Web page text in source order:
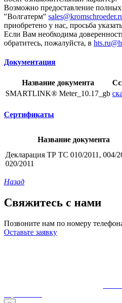
Возможно предоставление
"Волгатерм"
приобретено у нас, просьба
Если Вам необходима
обратитесь, пожалуйста, в
Документация
Название документа
SMARTLINK® Meter_10.17_gb
Сертификаты
Название документа
Декларация ТР ТС 010/2011, 004/
020/2011
Назад
Свяжитесь с нами
Позвоните нам по номеру
Оставьте заявку